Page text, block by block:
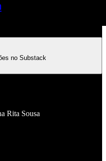
no Substack
Rita Sousa